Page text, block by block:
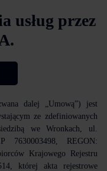
usług przez
dalej „Umową”) jest
ze zdefiniowanych
we Wronkach, ul.
7630003498, REGON:
Krajowego Rejestru
której akta rejestrowe